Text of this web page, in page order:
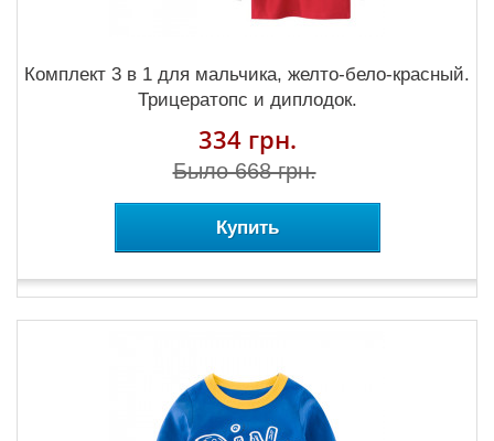
Комплект 3 в 1 для мальчика, желто-бело-красный.
Трицератопс и диплодок.
334 грн.
Было 668 грн.
Купить